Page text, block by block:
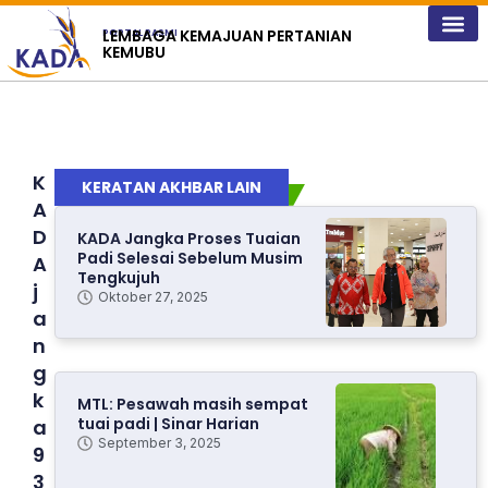
content
PORTAL RASMI
LEMBAGA KEMAJUAN PERTANIAN
KEMUBU
K
A
D
A
j
a
n
g
k
a
9
3
KERATAN AKHBAR LAIN
KADA Jangka Proses Tuaian
Padi Selesai Sebelum Musim
Tengkujuh
Oktober 27, 2025
MTL: Pesawah masih sempat
tuai padi | Sinar Harian
September 3, 2025